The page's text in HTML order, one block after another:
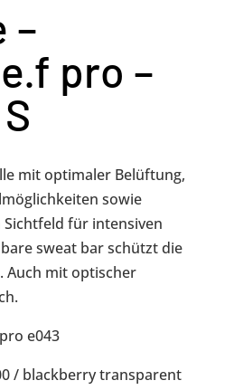
–
pro –
mit optimaler Belüftung,
sowie
für intensiven
sweat bar schützt die
Auch mit optischer
e043
/ blackberry transparent